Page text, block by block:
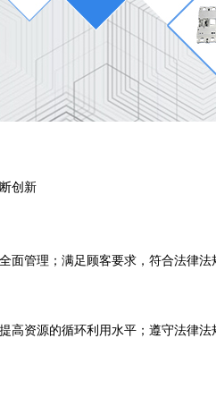
创新
面管理；满足顾客要求，符合法律
高资源的循环利用水平；遵守法律